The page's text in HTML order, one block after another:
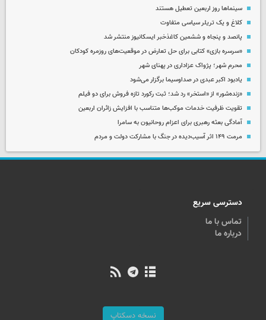
سینماها روز اربعین تعطیل هستند
کلاغ و یک تریلر سیاسی متفاوت
پانصد و پنجاه و ششمین کاغذخبر ایسکانیوز منتشر شد
«سرسره بازی» کتابی برای حل تعارض در موقعیت‌های روزمره کودکان
محرم شهر؛ پژواک عزاداری در پهنای شهر
یادبود اکبر عبدی در صداوسیما برگزار می‌شود
«زنده‌شور» از «استخر» رد شد؛ ثبت رکورد تازه فروش برای دو فیلم
تقویت ظرفیت خدمات موکب‌ها متناسب با افزایش زائران اربعین
آمادگی بعثه رهبری برای اعزام روحانیون به سامرا
مرمت ۱۴۹ اثر آسیب‌دیده در جنگ با مشارکت دولت و مردم
دسترسی سریع
تماس با ما
درباره ما
نسخه دسکتاپ